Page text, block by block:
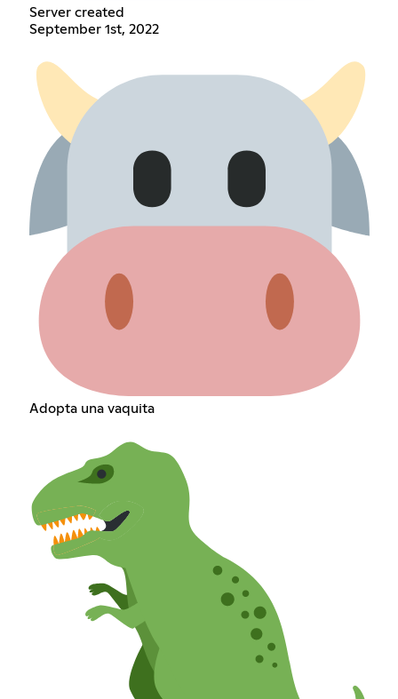
Server created
September 1st, 2022
Adopta una vaquita